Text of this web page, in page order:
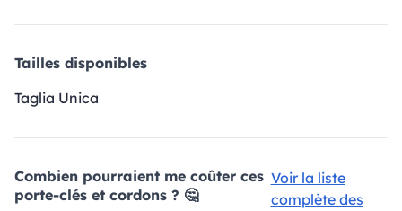
Tailles disponibles
Taglia Unica
Combien pourraient me coûter ces
porte-clés et cordons ? 🤔
Voir la liste
complète des